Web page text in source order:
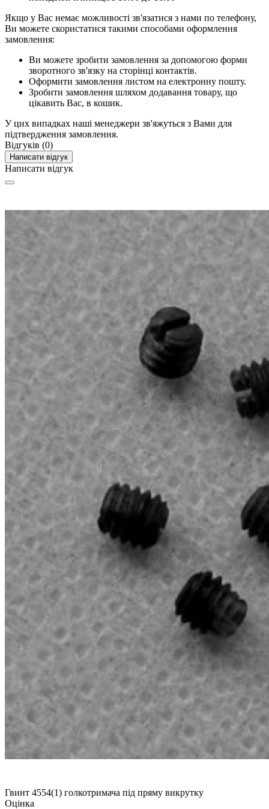
Якщо у Вас немає можливості зв'язатися з нами по телефону,
Ви можете скористатися такими способами оформлення
замовлення:
Ви можете зробити замовлення за допомогою форми
зворотного зв'язку на сторінці контактів.
Оформити замовлення листом на електронну пошту.
Зробити замовлення шляхом додавання товару, що
цікавить Вас, в кошик.
У цих випадках наші менеджери зв'яжуться з Вами для
підтвердження замовлення.
Відгуків (0)
Написати відгук
Написати відгук
Гвинт 4554(1) голкотримача під пряму викрутку
Оцінка